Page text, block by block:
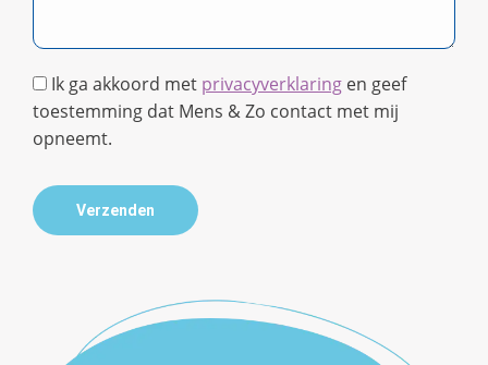
Ik ga akkoord met privacyverklaring en geef
toestemming dat Mens & Zo contact met mij
opneemt.